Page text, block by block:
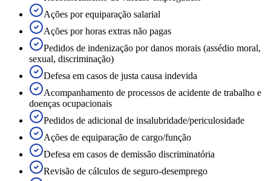
Ações por equiparação salarial
Ações por horas extras não pagas
Pedidos de indenização por danos morais (assédio moral,
sexual, discriminação)
Defesa em casos de justa causa indevida
Acompanhamento de processos de acidente de trabalho e
doenças ocupacionais
Pedidos de adicional de insalubridade/periculosidade
Ações de equiparação de cargo/função
Defesa em casos de demissão discriminatória
Revisão de cálculos de seguro-desemprego